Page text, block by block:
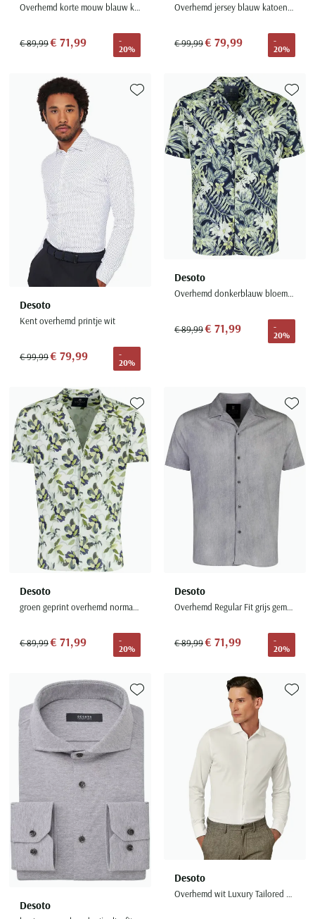
Overhemd korte mouw blauw katoen strijkvrij
€ 89,99€ 71,99
-
20%
Overhemd jersey blauw katoen strijkvrij
€ 99,99€ 79,99
-
20%
Desoto
Kent overhemd printje wit
€ 99,99€ 79,99
-
20%
Toevoegen aan favorieten
Desoto
Overhemd donkerblauw bloemenprint wijde fit
€ 89,99€ 71,99
-
20%
Desoto
groen geprint overhemd normale fit korte mouw
€ 89,99€ 71,99
-
20%
Toevoegen aan favorieten
Desoto
Overhemd Regular Fit grijs gemêleerd
€ 89,99€ 71,99
-
20%
Desoto
Toevoegen aan favorieten
Desoto
Overhemd wit Luxury Tailored Fit witte knoop